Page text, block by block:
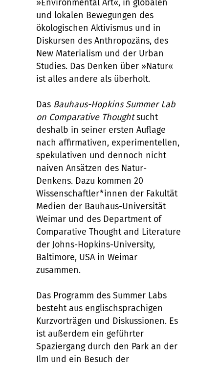
»Environmental Art«, in globalen
und lokalen Bewegungen des
ökologischen Aktivismus und in
Diskursen des Anthropozäns, des
New Materialism und der Urban
Studies. Das Denken über »Natur«
ist alles andere als überholt.
Das Bauhaus-Hopkins Summer Lab
on Comparative Thoughtsucht
deshalb in seiner ersten Auflage
nach affirmativen, experimentellen,
spekulativen und dennoch nicht
naiven Ansätzen des Natur-
Denkens. Dazu kommen 20
Wissenschaftler*innen der Fakultät
Medien der Bauhaus-Universität
Weimar und des Department of
Comparative Thought and Literature
der Johns-Hopkins-University,
Baltimore, USA in Weimar
zusammen.
Das Programm des Summer Labs
besteht aus englischsprachigen
Kurzvorträgen und Diskussionen. Es
ist außerdem ein geführter
Spaziergang durch den Park an der
Ilm und ein Besuch der